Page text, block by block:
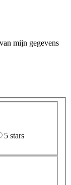
mijn gegevens
5 stars